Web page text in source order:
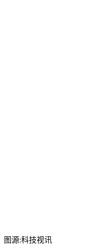
图源:科技视讯